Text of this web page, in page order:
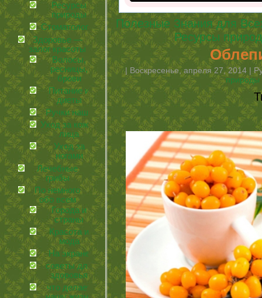
Ресурсы
природы
Стоматология
Здоровье —
залог красоты
Волосы,
ресницы,
брови
Питание и
диеты
Ручки наши
Уход за кожей
лица
Уход за
ногами
Лечебные
грибы
По немного
обо всем
Города и
страны
Красота и
мода
На экране
советы для
здоровья
что делает
Полезные Знания для
Ресурсы
| Воскресенье, апреля 27, 2014 |
природы